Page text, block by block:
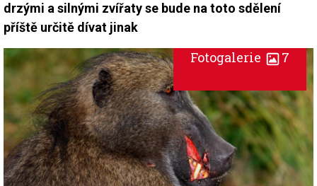
drzými a silnými zvířaty se bude na toto sdělení
příště určitě dívat jinak
Fotogalerie 7